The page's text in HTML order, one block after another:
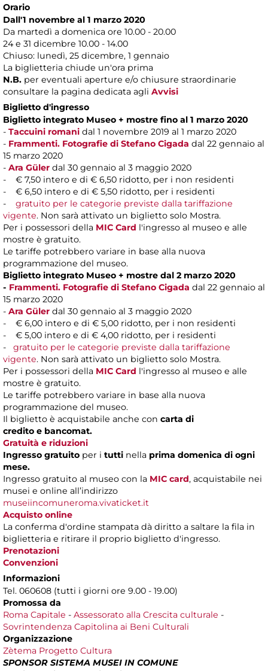
Orario
Dall'1 novembre al 1 marzo 2020
Da martedì a domenica ore 10.00 - 20.00
24 e 31 dicembre 10.00 - 14.00
Chiuso: lunedì, 25 dicembre, 1 gennaio
La biglietteria chiude un'ora prima
N.B. per eventuali aperture e/o chiusure straordinarie
consultare la pagina dedicata agli Avvisi
Biglietto d'ingresso
Biglietto integrato Museo + mostre fino al 1 marzo 2020
- Taccuini romani dal 1 novembre 2019 al 1 marzo 2020
- Frammenti. Fotografie di Stefano Cigada dal 22 gennaio al
15 marzo 2020
- Ara Güler dal 30 gennaio al 3 maggio 2020
- € 7,50 intero e di € 6,50 ridotto, per i non residenti
- € 6,50 intero e di € 5,50 ridotto, per i residenti
- gratuito per le categorie previste dalla tariffazione
vigente. Non sarà attivato un biglietto solo Mostra.
Per i possessori della MIC Card l'ingresso al museo e alle
mostre è gratuito.
Le tariffe potrebbero variare in base alla nuova
programmazione del museo.
Biglietto integrato Museo + mostre dal 2 marzo 2020
- Frammenti. Fotografie di Stefano Cigada dal 22 gennaio al
15 marzo 2020
- Ara Güler dal 30 gennaio al 3 maggio 2020
- € 6,00 intero e di € 5,00 ridotto, per i non residenti
- € 5,00 intero e di € 4,00 ridotto, per i residenti
- gratuito per le categorie previste dalla tariffazione
vigente. Non sarà attivato un biglietto solo Mostra.
Per i possessori della MIC Card l'ingresso al museo e alle
mostre è gratuito.
Le tariffe potrebbero variare in base alla nuova
programmazione del museo.
Il biglietto è acquistabile anche con carta di
credito e bancomat.
Gratuità e riduzioni
Ingresso gratuito per i tutti nella prima domenica di ogni
mese.
Ingresso gratuito al museo con la MIC card, acquistabile nei
musei e online all’indirizzo
museiincomuneroma.vivaticket.it
Acquisto online
La conferma d'ordine stampata dà diritto a saltare la fila in
biglietteria e ritirare il proprio biglietto d'ingresso.
Prenotazioni
Convenzioni
Informazioni
Tel. 060608 (tutti i giorni ore 9.00 - 19.00)
Promossa da
Roma Capitale - Assessorato alla Crescita culturale -
Sovrintendenza Capitolina ai Beni Culturali
Organizzazione
Zètema Progetto Cultura
SPONSOR SISTEMA MUSEI IN COMUNE